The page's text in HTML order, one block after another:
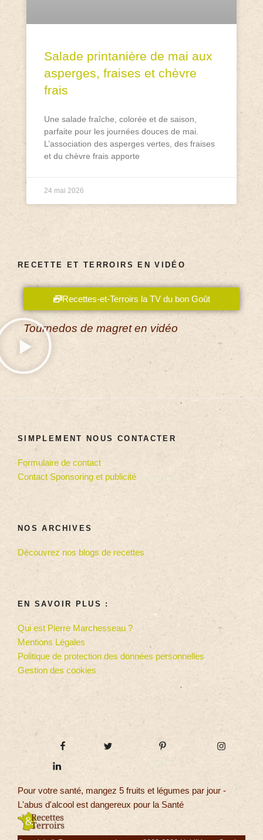
Salade printanière de mai aux
asperges, fraises et chèvre
frais
Une salade fraîche, colorée et de saison,
parfaite pour les journées douces de mai.
L’association des asperges vertes, des fraises
et du chèvre frais apporte
24 mai 2026
RECETTE ET TERROIRS EN VIDÉO
Recettes-et-Terroirs la TV du bon Goût
Tournedos de magret en vidéo
SIMPLEMENT NOUS CONTACTER
Formulaire de contact
Contact Sponsoring et publicité
NOS ARCHIVES
Découvrez nos blogs de recettes
EN SAVOIR PLUS :
Qui est Pierre Marchesseau ?
Mentions Légales
Politique de protection des données personnelles
Gestion des cookies
Pour votre santé, mangez 5 fruits et légumes par jour -
L'abus d'alcool est dangereux pour la Santé